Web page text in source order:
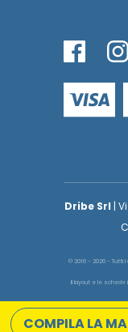
Dribe Srl |
© 2016 - 2026 - Tutti i
Il layout e le schede
voglioinsegnare.it
COMPILA LA